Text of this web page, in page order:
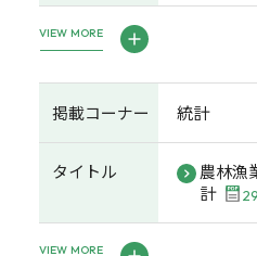
VIEW MORE
掲載コーナー 統計
タイトル
農林漁
計
VIEW MORE